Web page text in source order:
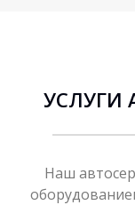
УСЛУГИ
Наш